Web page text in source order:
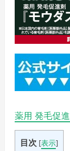
薬用 発毛促
目次 [表示]